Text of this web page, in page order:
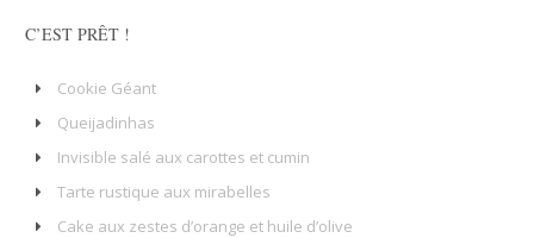
C’EST PRÊT !
Cookie Géant
Queijadinhas
Invisible salé aux carottes et cumin
Tarte rustique aux mirabelles
Cake aux zestes d’orange et huile d’olive